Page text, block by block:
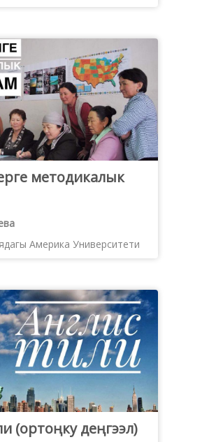
методикалык
Америка Университети
(ортоңку деңгээл)